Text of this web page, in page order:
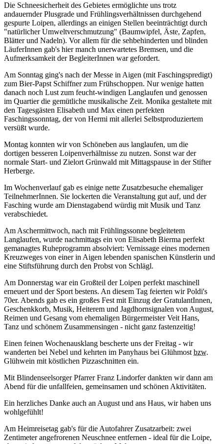
Die Schneesicherheit des Gebietes ermöglichte uns trotz
andauernder Plusgrade und Frühlingsverhältnissen durchgehend
gespurte Loipen, allerdings an einigen Stellen beeinträchtigt durch
"natürlicher Umweltverschmutzung" (Baumwipfel, Äste, Zapfen,
Blätter und Nadeln). Vor allem für die sehbehinderten und blinden
LäuferInnen gab's hier manch unerwartetes Bremsen, und die
Aufmerksamkeit der BegleiterInnen war gefordert.
Am Sonntag ging's nach der Messe in Aigen (mit Faschingspredigt)
zum Bier-Papst Schiffner zum Frühschoppen. Nur wenige hatten
danach noch Lust zum feucht-windigen Langlaufen und genossen
im Quartier die gemütliche musikalische Zeit. Monika gestaltete mit
den Tagesgästen Elisabeth und Max einen perfekten
Faschingssonntag, der von Hermi mit allerlei Selbstproduziertem
versüßt wurde.
Montag konnten wir von Schöneben aus langlaufen, um die
dortigen besseren Loipenverhältnisse zu nutzen. Sonst war der
normale Start- und Zielort Grünwald mit Mittagspause in der Stifter
Herberge.
Im Wochenverlauf gab es einige nette Zusatzbesuche ehemaliger
TeilnehmerInnen. Sie lockerten die Veranstaltung gut auf, und der
Fasching wurde am Dienstagabend würdig mit Musik und Tanz
verabschiedet.
Am Aschermittwoch, nach mit Frühlingssonne begleitetem
Langlaufen, wurde nachmittags ein von Elisabeth Bierma perfekt
gemanagtes Ruheprogramm absolviert: Vernissage eines modernen
Kreuzweges von einer in Aigen lebenden spanischen Künstlerin und
eine Stiftsführung durch den Probst von Schlägl.
Am Donnerstag war ein Großteil der Loipen perfekt maschinell
erneuert und der Sport bestens. An diesem Tag feierten wir Poldi's
70er. Abends gab es ein großes Fest mit Einzug der GratulantInnen,
Geschenkkorb, Musik, Heiterem und Jagdhornsignalen von August,
Reimen und Gesang vom ehemaligen Bürgermeister Veit Hans,
Tanz und schönem Zusammensingen - nicht ganz fastenzeitig!
Einen feinen Wochenausklang bescherte uns der Freitag - wir
wanderten bei Nebel und kehrten im Panyhaus bei Glühmost bzw.
Glühwein mit köstlichen Pizzaschnitten ein.
Mit Blindenseelsorger Pfarrer Franz Lindorfer dankten wir dann am
Abend für die unfallfeien, gemeinsamen und schönen Aktivitäten.
Ein herzliches Danke auch an August und ans Haus, wir haben uns
wohlgefühlt!
Am Heimreisetag gab's für die Autofahrer Zusatzarbeit: zwei
Zentimeter angefrorenen Neuschnee entfernen - ideal für die Loipe,